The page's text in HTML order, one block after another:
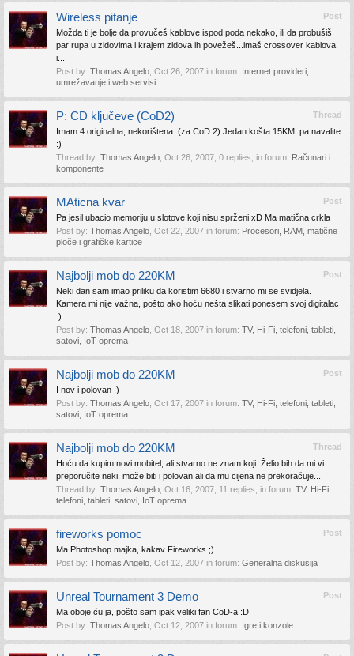
Post
Wireless pitanje
Možda ti je bolje da provučeš kablove ispod poda nekako, ili da probušiš
par rupa u zidovima i krajem zidova ih povežeš...imaš crossover kablova
i...
Post by: Thomas Angelo Oct 26, 2007 in forum: Internet provideri,
umrežavanje i web servisi
Thread
P: CD ključeve (CoD2)
Imam 4 originalna, nekorištena. (za CoD 2) Jedan košta 15KM, pa navalite
:)
Thread by: Thomas Angelo Oct 26, 2007 , 0 replies, in forum: Računari i
komponente
Post
MAticna kvar
Pa jesil ubacio memoriju u slotove koji nisu sprženi xD Ma matična crkla
Post by: Thomas Angelo Oct 22, 2007 in forum: Procesori, RAM, matične
ploče i grafičke kartice
Post
Najbolji mob do 220KM
Neki dan sam imao priliku da koristim 6680 i stvarno mi se svidjela.
Kamera mi nije važna, pošto ako hoću nešta slikati ponesem svoj digitalac
:)...
Post by: Thomas Angelo Oct 18, 2007 in forum: TV, Hi-Fi, telefoni, tableti,
satovi, IoT oprema
Post
Najbolji mob do 220KM
I nov i polovan :)
Post by: Thomas Angelo Oct 17, 2007 in forum: TV, Hi-Fi, telefoni, tableti,
satovi, IoT oprema
Thread
Najbolji mob do 220KM
Hoću da kupim novi mobitel, ali stvarno ne znam koji. Želio bih da mi vi
preporučite neki, može biti i polovan ali da mu cijena ne prekoračuje...
Thread by: Thomas Angelo Oct 16, 2007 , 11 replies, in forum: TV, Hi-Fi,
telefoni, tableti, satovi, IoT oprema
Post
fireworks pomoc
Ma Photoshop majka, kakav Fireworks ;)
Post by: Thomas Angelo Oct 12, 2007 in forum: Generalna diskusija
Post
Unreal Tournament 3 Demo
Ma oboje ću ja, pošto sam ipak veliki fan CoD-a :D
Post by: Thomas Angelo Oct 12, 2007 in forum: Igre i konzole